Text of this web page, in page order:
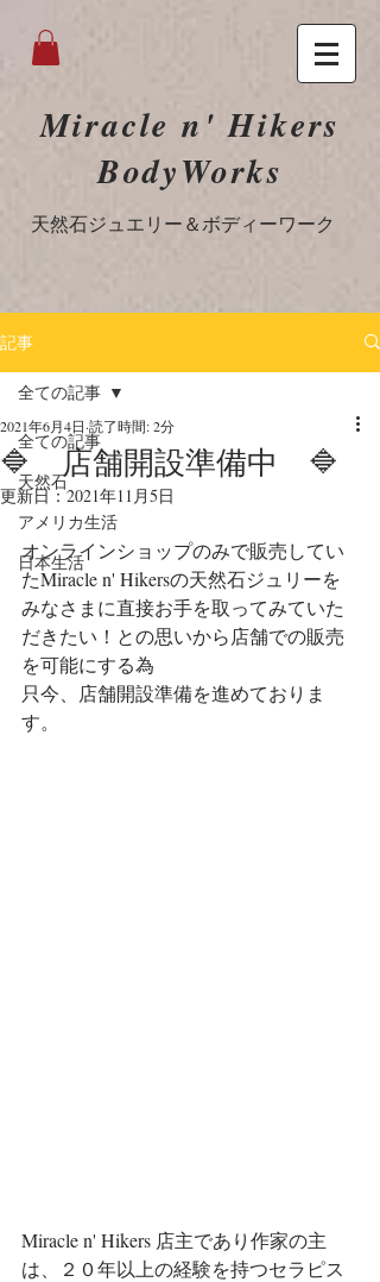
Miracle n' Hikers
BodyWorks
​天然石ジュエリー＆ボディーワーク
記事
全ての記事
天然石
アメリカ生活
日本生活
全ての記事
🔷 店舗開設準備中 🔷
2021年6月4日 読了時間: 2分
更新日：2021年11月5日
オンラインショップのみで販売してい
たMiracle n' Hikersの天然石ジュリーを
みなさまに直接お手を取ってみていた
だきたい！との思いから店舗での販売
を可能にする為
只今、店舗開設準備を進めておりま
す。
Miracle n' Hikers 店主であり作家の主
は、２０年以上の経験を持つセラピス